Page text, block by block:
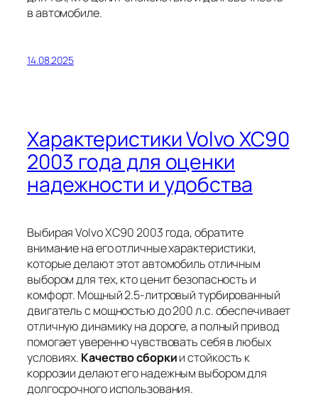
в автомобиле.
14.08.2025
Характеристики Volvo XC90
2003 года для оценки
надежности и удобства
Выбирая Volvo XC90 2003 года, обратите
внимание на его отличные характеристики,
которые делают этот автомобиль отличным
выбором для тех, кто ценит безопасность и
комфорт. Мощный 2.5-литровый турбированный
двигатель с мощностью до 200 л.с. обеспечивает
отличную динамику на дороге, а полный привод
помогает уверенно чувствовать себя в любых
условиях. Качество сборкиистойкость к
коррозииделают его надежным выбором для
долгосрочного использования.